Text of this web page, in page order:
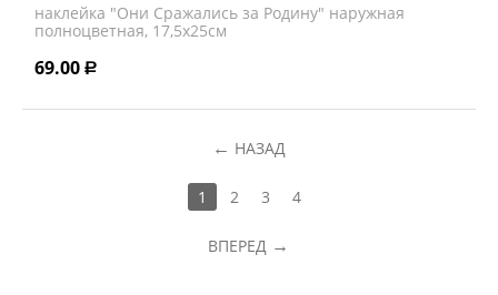
наклейка "Они Сражались за Родину" наружная
полноцветная, 17,5х25см
69.00 Р
НАЗАД
1 2 3 4
ВПЕРЕД